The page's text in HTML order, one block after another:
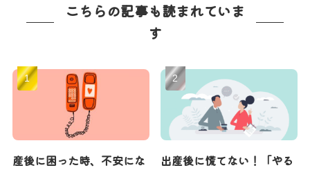
こちらの記事も読まれていま
す
産後に困った時、不安にな
出産後に慌てない！「やる